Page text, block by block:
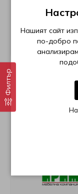
Филтър
Спален
7073 орех
€508,74
Нашият сайт
по-добро